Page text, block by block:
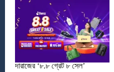
দারাজের ‘৮.৮ গ্রেট ৮ সেল’